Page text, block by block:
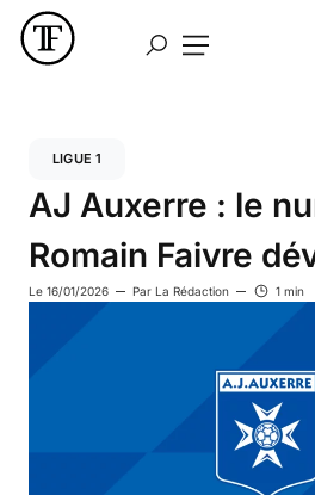
LIGUE 1
AJ Auxerre : le
Romain Faivre
Le 16/01/2026 Par La Rédaction 1 min